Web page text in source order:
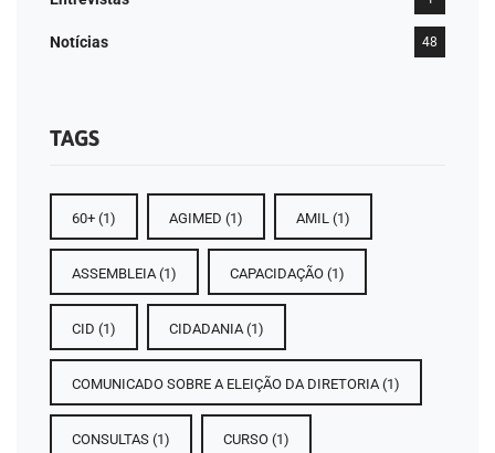
Notícias 48
TAGS
60+ (1) AGIMED (1) AMIL (1)
ASSEMBLEIA (1) CAPACIDAÇÃO (1)
CID (1) CIDADANIA (1)
COMUNICADO SOBRE A ELEIÇÃO DA DIRETORIA (1)
CONSULTAS (1) CURSO (1)